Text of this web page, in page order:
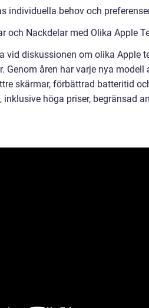
individuella behov och
och Nackdelar med Olika Apple
vid diskussionen om olika Apple
Genom åren har varje nya
skärmar, förbättrad batteritid
höga priser, begränsad